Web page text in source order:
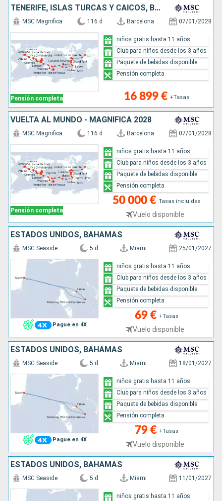
TENERIFE, ISLAS TURCAS Y CAICOS, BAHAMAS, PANAMÁ, ECUADOR, PERÚ, CHILE, REINO UNIDO, TONGA, NUEVA CALEDONIA, NUEVA ZELANDA, AUSTRALIA, INDONESIA, VIETNAM, TAILANDIA, CAMBOYA, SINGAPUR, MALASIA, SRI LA
Pensión completa
MSC Magnifica 116 d Barcelona 07/01/2028
16 899 € +Tasas
niños gratis hasta 11 años
Club para niños desde los 3 años
Paquete de bebidas disponible
Pensión completa
VUELTA AL MUNDO - MAGNIFICA 2028
Pensión completa
MSC Magnifica 116 d Barcelona 07/01/2028
50 000 € Tasas incluidas
Vuelo disponible
niños gratis hasta 11 años
Club para niños desde los 3 años
Paquete de bebidas disponible
Pensión completa
ESTADOS UNIDOS, BAHAMAS
Pague en 4X
MSC Seaside 5 d Miami 25/01/2027
69 € +Tasas
Vuelo disponible
niños gratis hasta 11 años
Club para niños desde los 3 años
Paquete de bebidas disponible
Pensión completa
ESTADOS UNIDOS, BAHAMAS
Pague en 4X
MSC Seaside 5 d Miami 18/01/2027
79 € +Tasas
Vuelo disponible
niños gratis hasta 11 años
Club para niños desde los 3 años
Paquete de bebidas disponible
Pensión completa
ESTADOS UNIDOS, BAHAMAS
MSC Seaside 5 d Miami 11/01/2027
niños gratis hasta 11 años